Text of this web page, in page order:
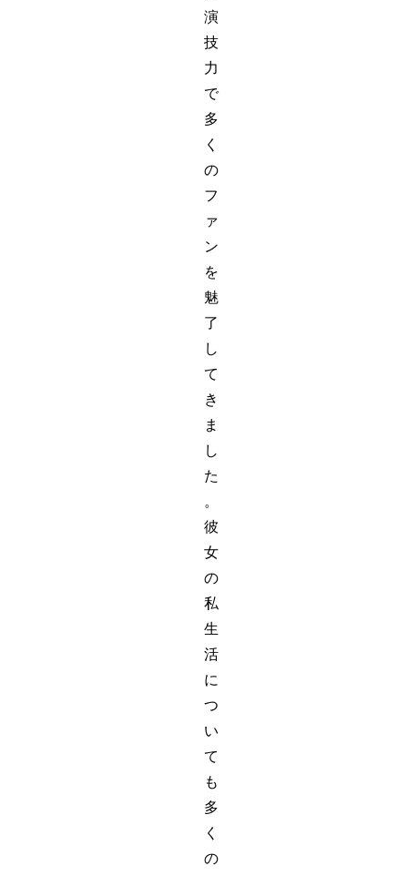
演
技
力
で
多
く
の
フ
ァ
ン
を
魅
了
し
て
き
ま
し
た
。
彼
女
の
私
生
活
に
つ
い
て
も
多
く
の